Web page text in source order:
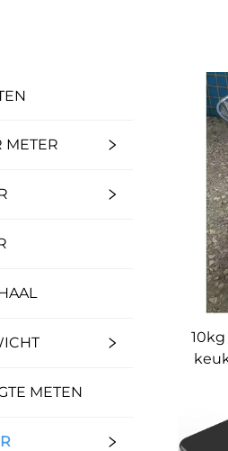
METER
METEN